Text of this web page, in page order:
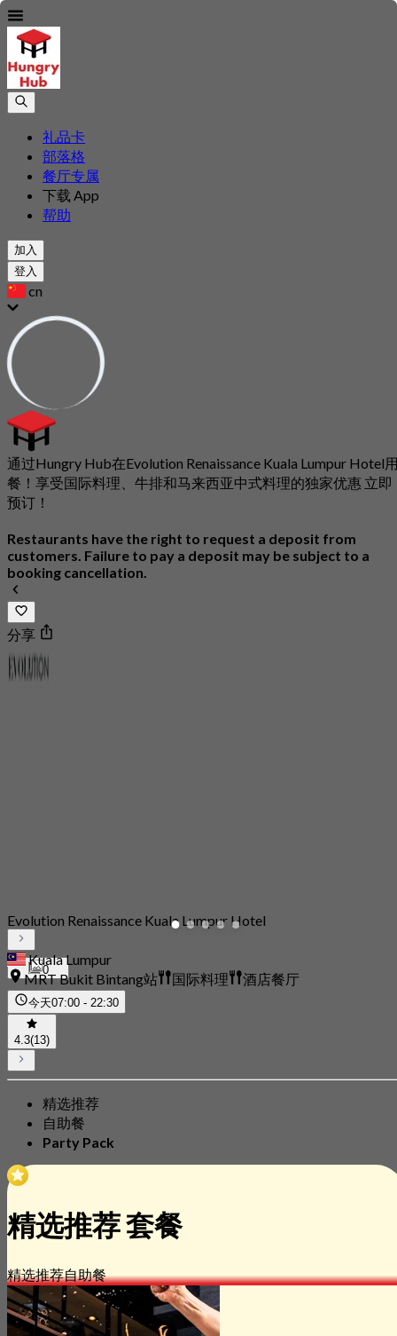
礼品卡
部落格
餐厅专属
下载 App
帮助
加入
登入
cn
通过Hungry Hub在Evolution Renaissance Kuala Lumpur Hotel
餐！享受国际料理、牛排和马来西亚中式料理的独家优惠 立即
预订！
Restaurants have the right to request a deposit from
customers. Failure to pay a deposit may be subject to a
booking cancellation.
分享
0
Evolution Renaissance Kuala Lumpur Hotel
Kuala Lumpur
MRT Bukit Bintang站
国际料理 酒店餐厅
今天07:00 - 22:30
4.3(13)
精选推荐
自助餐
Party Pack
精选推荐 套餐
精选推荐自助餐